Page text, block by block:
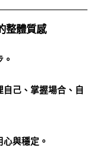
整體質感
己、掌握場合、自
與穩定。